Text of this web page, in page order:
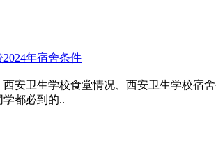
2024年宿舍条件
安卫生学校食堂情况、西安卫生学校宿
都必到的..